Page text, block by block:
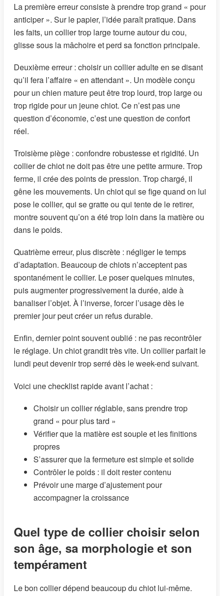
La première erreur consiste à prendre trop grand « pour
anticiper ». Sur le papier, l’idée paraît pratique. Dans
les faits, un collier trop large tourne autour du cou,
glisse sous la mâchoire et perd sa fonction principale.
Deuxième erreur : choisir un collier adulte en se disant
qu’il fera l’affaire « en attendant ». Un modèle conçu
pour un chien mature peut être trop lourd, trop large ou
trop rigide pour un jeune chiot. Ce n’est pas une
question d’économie, c’est une question de confort
réel.
Troisième piège : confondre robustesse et rigidité. Un
collier de chiot ne doit pas être une petite armure. Trop
ferme, il crée des points de pression. Trop chargé, il
gêne les mouvements. Un chiot qui se fige quand on lui
pose le collier, qui se gratte ou qui tente de le retirer,
montre souvent qu’on a été trop loin dans la matière ou
dans le poids.
Quatrième erreur, plus discrète : négliger le temps
d’adaptation. Beaucoup de chiots n’acceptent pas
spontanément le collier. Le poser quelques minutes,
puis augmenter progressivement la durée, aide à
banaliser l’objet. À l’inverse, forcer l’usage dès le
premier jour peut créer un refus durable.
Enfin, dernier point souvent oublié : ne pas recontrôler
le réglage. Un chiot grandit très vite. Un collier parfait le
lundi peut devenir trop serré dès le week-end suivant.
Voici une checklist rapide avant l’achat :
Choisir un collier réglable, sans prendre trop
grand « pour plus tard »
Vérifier que la matière est souple et les finitions
propres
S’assurer que la fermeture est simple et solide
Contrôler le poids : il doit rester contenu
Prévoir une marge d’ajustement pour
accompagner la croissance
Quel type de collier choisir selon
son âge, sa morphologie et son
tempérament
Le bon collier dépend beaucoup du chiot lui-même.